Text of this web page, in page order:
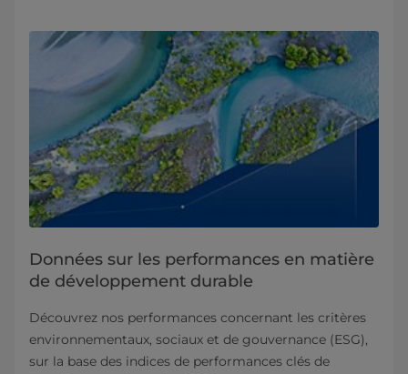
Données sur les performances en matière
de développement durable
Découvrez nos performances concernant les critères
environnementaux, sociaux et de gouvernance (ESG),
sur la base des indices de performances clés de